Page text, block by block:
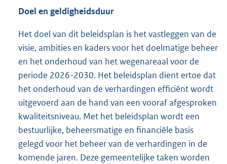
Doel en geldigheidsduur
Het doel van dit beleidsplan is het vastleggen van de
visie, ambities en kaders voor het doelmatige beheer
en het onderhoud van het wegenareaal voor de
periode 2026-2030. Het beleidsplan dient ertoe dat
het onderhoud van de verhardingen efficiënt wordt
uitgevoerd aan de hand van een vooraf afgesproken
kwaliteitsniveau. Met het beleidsplan wordt een
bestuurlijke, beheersmatige en financiële basis
gelegd voor het beheer van de verhardingen in de
komende jaren. Deze gemeentelijke taken worden